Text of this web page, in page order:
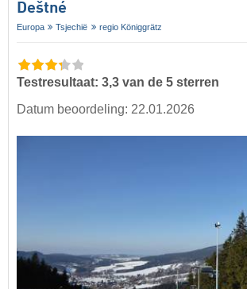
Deštné
Europa Tsjechië regio Königgrätz
Testresultaat: 3,3 van de 5 sterren
Datum beoordeling: 22.01.2026